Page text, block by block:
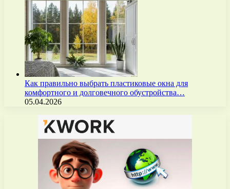
Как правильно выбрать пластиковые окна для
комфортного и долговечного обустройства…
05.04.2026